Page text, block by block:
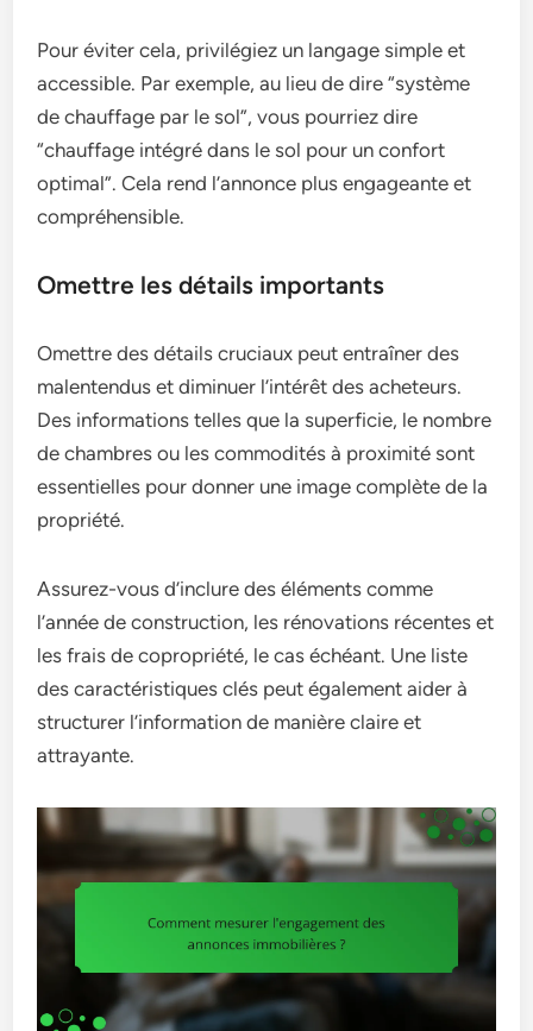
Pour éviter cela, privilégiez un langage simple et
accessible. Par exemple, au lieu de dire “système
de chauffage par le sol”, vous pourriez dire
“chauffage intégré dans le sol pour un confort
optimal”. Cela rend l’annonce plus engageante et
compréhensible.
Omettre les détails importants
Omettre des détails cruciaux peut entraîner des
malentendus et diminuer l’intérêt des acheteurs.
Des informations telles que la superficie, le nombre
de chambres ou les commodités à proximité sont
essentielles pour donner une image complète de la
propriété.
Assurez-vous d’inclure des éléments comme
l’année de construction, les rénovations récentes et
les frais de copropriété, le cas échéant. Une liste
des caractéristiques clés peut également aider à
structurer l’information de manière claire et
attrayante.